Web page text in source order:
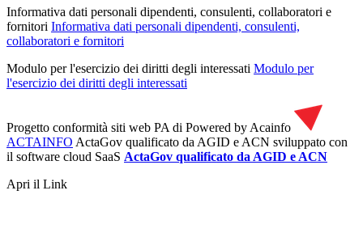
Informativa dati personali dipendenti, consulenti, collaboratori e
fornitori Informativa dati personali dipendenti, consulenti,
collaboratori e fornitori
Modulo per l'esercizio dei diritti degli interessati Modulo per
l'esercizio dei diritti degli interessati
Progetto conformità siti web PA di Powered by Acainfo
ACTAINFO ActaGov qualificato da AGID e ACN sviluppato con
il software cloud SaaS ActaGov qualificato da AGID e ACN
Apri il Link